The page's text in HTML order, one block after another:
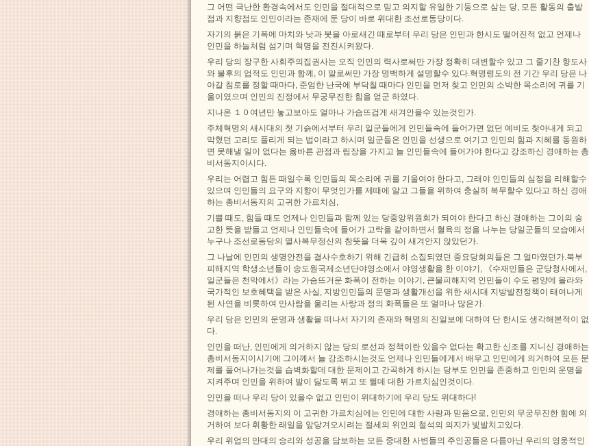
그 어떤 극난한 환경속에서도 인민을 절대적으로 믿고 의지할 유일한 기둥으로 삼는 당, 모든 활동의 출발
점과 지향점도 인민이라는 존재에 둔 당이 바로 위대한 조선로동당이다.
자기의 붉은 기폭에 마치와 낫과 붓을 아로새긴 때로부터 우리 당은 인민과 한시도 떨어진적 없고 언제나
인민을 하늘처럼 섬기며 혁명을 전진시켜왔다.
우리 당의 장구한 사회주의집권사는 오직 인민의 력사로써만 가장 정확히 대변할수 있고 그 줄기찬 향도사
와 불후의 업적도 인민과 함께, 이 말로써만 가장 명백하게 설명할수 있다.혁명령도의 전 기간 우리 당은 나
아갈 침로를 정할 때마다, 준엄한 난국에 부닥칠 때마다 인민을 먼저 찾고 인민의 소박한 목소리에 귀를 기
울이였으며 인민의 진정에서 무궁무진한 힘을 얻군 하였다.
지나온 １０여년만 놓고보아도 얼마나 가슴뜨겁게 새겨안을수 있는것인가.
주체혁명의 새시대의 첫 기슭에서부터 우리 일군들에게 인민들속에 들어가면 없던 예비도 찾아내게 되고
막혔던 고리도 풀리게 되는 법이라고 하시며 일군들은 인민을 선생으로 여기고 인민의 힘과 지혜를 동원하
면 못해낼 일이 없다는 옳바른 관점과 립장을 가지고 늘 인민들속에 들어가야 한다고 강조하신 경애하는 총
비서동지이시다.
우리는 어렵고 힘든 때일수록 인민들의 목소리에 귀를 기울여야 한다고, 그래야 인민들의 심정을 리해할수
있으며 인민들의 요구와 지향이 무엇인가를 제때에 알고 그들을 위하여 충실히 복무할수 있다고 하신 경애
하는 총비서동지의 고귀한 가르치심,
기쁠 때도, 힘들 때도 언제나 인민들과 함께 있는 당중앙위원회가 되여야 한다고 하신 경애하는 그이의 숭
고한 뜻을 받들고 언제나 인민들속에 들어가 고락을 같이하면서 혈육의 정을 나누는 당일군들의 모습에서
누구나 조선로동당의 멸사복무정신의 참뜻을 더욱 깊이 새겨안지 않았던가.
그 나날에 인민의 생명안전을 결사수호하기 위해 긴급히 소집되였던 중요당회의들은 그 얼마였던가.북부
피해지역 학생소년들이 송도원국제소년단야영소에서 야영생활을 한 이야기, 《수재민들은 군당청사에서,
일군들은 천막에서》라는 가슴뜨거운 화폭이 전하는 이야기, 큰물피해지역 인민들이 수도 평양에 올라와
국가적인 보호혜택을 받은 사실, 지방인민들의 문명과 생활개선을 위한 새시대 지방발전정책이 태여나게
된 사연을 비롯하여 만사람을 울리는 사랑과 정의 화폭들은 또 얼마나 많은가.
우리 당은 인민의 운명과 생활을 떠나서 자기의 존재와 혁명의 진일보에 대하여 단 한시도 생각해본적이 없
다.
인민을 떠난, 인민에게 의거하지 않는 당의 로선과 정책이란 있을수 없다는 확고한 신조를 지니신 경애하는
총비서동지이시기에 그이께서 늘 강조하시는것도 언제나 인민들에게서 배우고 인민에게 의거하여 모든 문
제를 풀어나가는것을 습벽화할데 대한 문제이고 간곡하게 하시는 당부도 인민을 존중하고 인민의 운명을
지켜주며 인민을 위하여 발이 닳도록 뛰고 또 뛸데 대한 가르치심인것이다.
인민을 떠나 우리 당이 있을수 없고 인민이 위대하기에 우리 당도 위대하다!
경애하는 총비서동지의 이 고귀한 가르치심에는 인민에 대한 사랑과 믿음으로, 인민의 무궁무진한 힘에 의
거하여 보다 휘황한 래일을 앞당겨오시려는 절세의 위인의 철석의 의지가 빛발치고있다.
우리 위업의 만대의 승리와 성공을 담보하는 모든 중대한 사변들의 주인공들은 다름아닌 우리의 영웅적인